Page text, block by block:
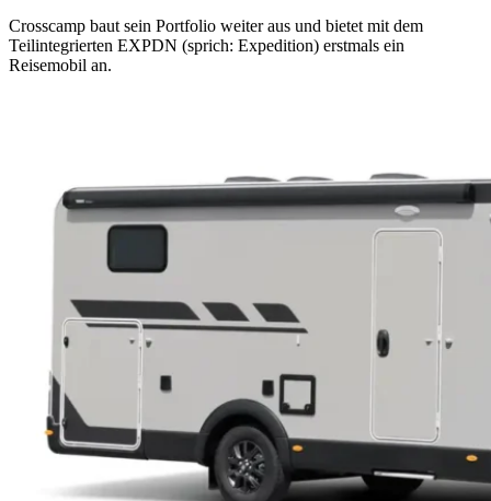
Crosscamp baut sein Portfolio weiter aus und bietet mit dem
Teilintegrierten EXPDN (sprich: Expedition) erstmals ein
Reisemobil an.